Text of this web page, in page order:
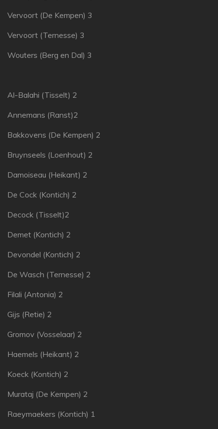
Vervoort (De Kempen) 3
Vervoort (Ternesse) 3
Wouters (Berg en Dal) 3
Al-Balahi (Tisselt) 2
Annemans (Ranst)2
Bakkovens (De Kempen) 2
Bruynseels (Loenhout) 2
Damoiseau (Heikant) 2
De Cock (Kontich) 2
Decock (Tisselt)2
Demet (Kontich) 2
Devondel (Kontich) 2
De Wasch (Ternesse) 2
Filali (Antonia) 2
Gijs (Retie) 2
Gromov (Vosselaar) 2
Haemels (Heikant) 2
Koeck (Kontich) 2
Murataj (De Kempen) 2
Raeymaekers (Kontich) 1